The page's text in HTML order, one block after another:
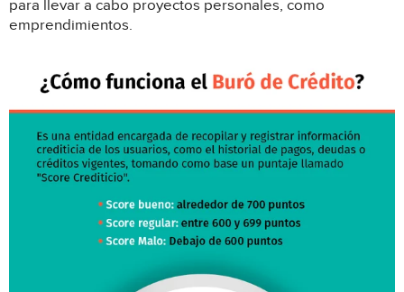
para llevar a cabo proyectos personales, como
emprendimientos.